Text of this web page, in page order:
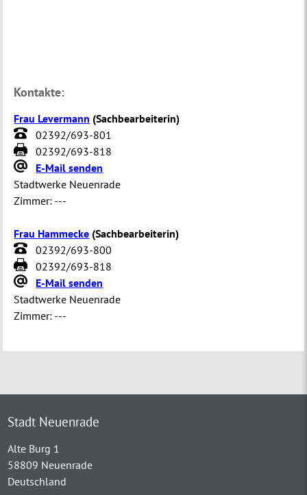
Kontakte:
Frau Levermann (Sachbearbeiterin)
02392/693-801
02392/693-818
E-Mail senden
Stadtwerke Neuenrade
Zimmer: ---
Frau Hammecke (Sachbearbeiterin)
02392/693-800
02392/693-818
E-Mail senden
Stadtwerke Neuenrade
Zimmer: ---
Stadt Neuenrade
Alte Burg 1
58809 Neuenrade
Deutschland